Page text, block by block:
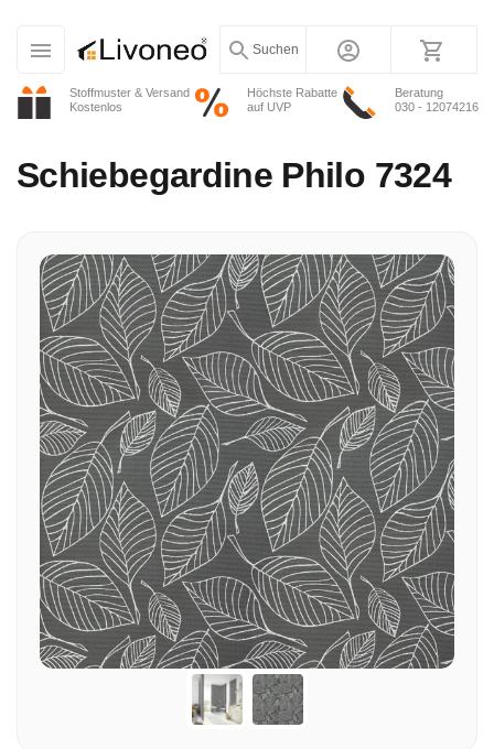
Stoffmuster & Versand
Kostenlos
Höchste Rabatte
auf UVP
Beratung
030 - 12074216
Suchen
Schiebegardine Philo 7324